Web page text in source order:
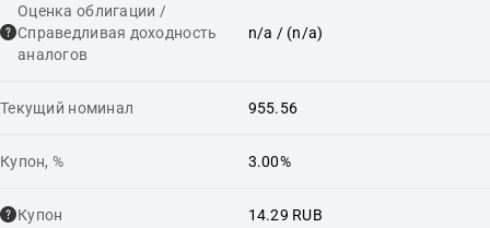
Оценка облигации /
Справедливая доходность
аналогов
n/a / (n/a)
Текущий номинал 955.56
Купон, % 3.00%
Купон 14.29 RUB